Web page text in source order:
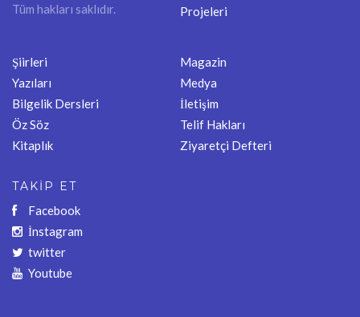
Tüm hakları saklıdır.
Projeleri
Şiirleri
Yazıları
Bilgelik Dersleri
Öz Söz
Kitaplık
Magazin
Medya
İletişim
Telif Hakları
Ziyaretçi Defteri
TAKİP ET
Facebook
İnstagram
twitter
Youtube